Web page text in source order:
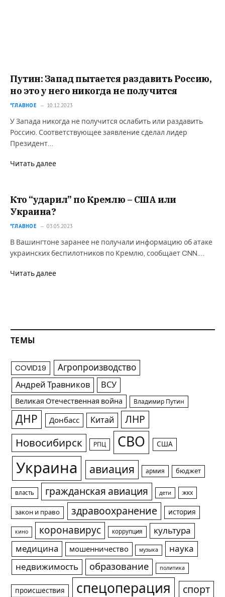
Путин: Запад пытается раздавить Россию,
но это у него никогда не получится
*ГЛАВНОЕ 10.12.2023
У Запада никогда не получится ослабить или раздавить
Россию. Соответствующее заявление сделал лидер
Президент…
Читать далее
Кто “ударил” по Кремлю – США или
Украина?
*ГЛАВНОЕ 03.05.2023
В Вашингтоне заранее не получали информацию об атаке
украинских беспилотников по Кремлю, сообщает CNN.…
Читать далее
ТЕМЫ
COVID19 Агропроизводство
Андрей Травников ВСУ
Великая Отечественная война Владимир Путин
ДНР Донбасс Китай ЛНР
Новосибирск РПЦ СВО США
Украина авиация армия бюджет
власть гражданская авиация дети жкх
закон и право здравоохранение история
кино коронавирус коррупция
культура
медицина
мошенничество музыка
наука
недвижимость
образование политика
происшествия спецоперация спорт